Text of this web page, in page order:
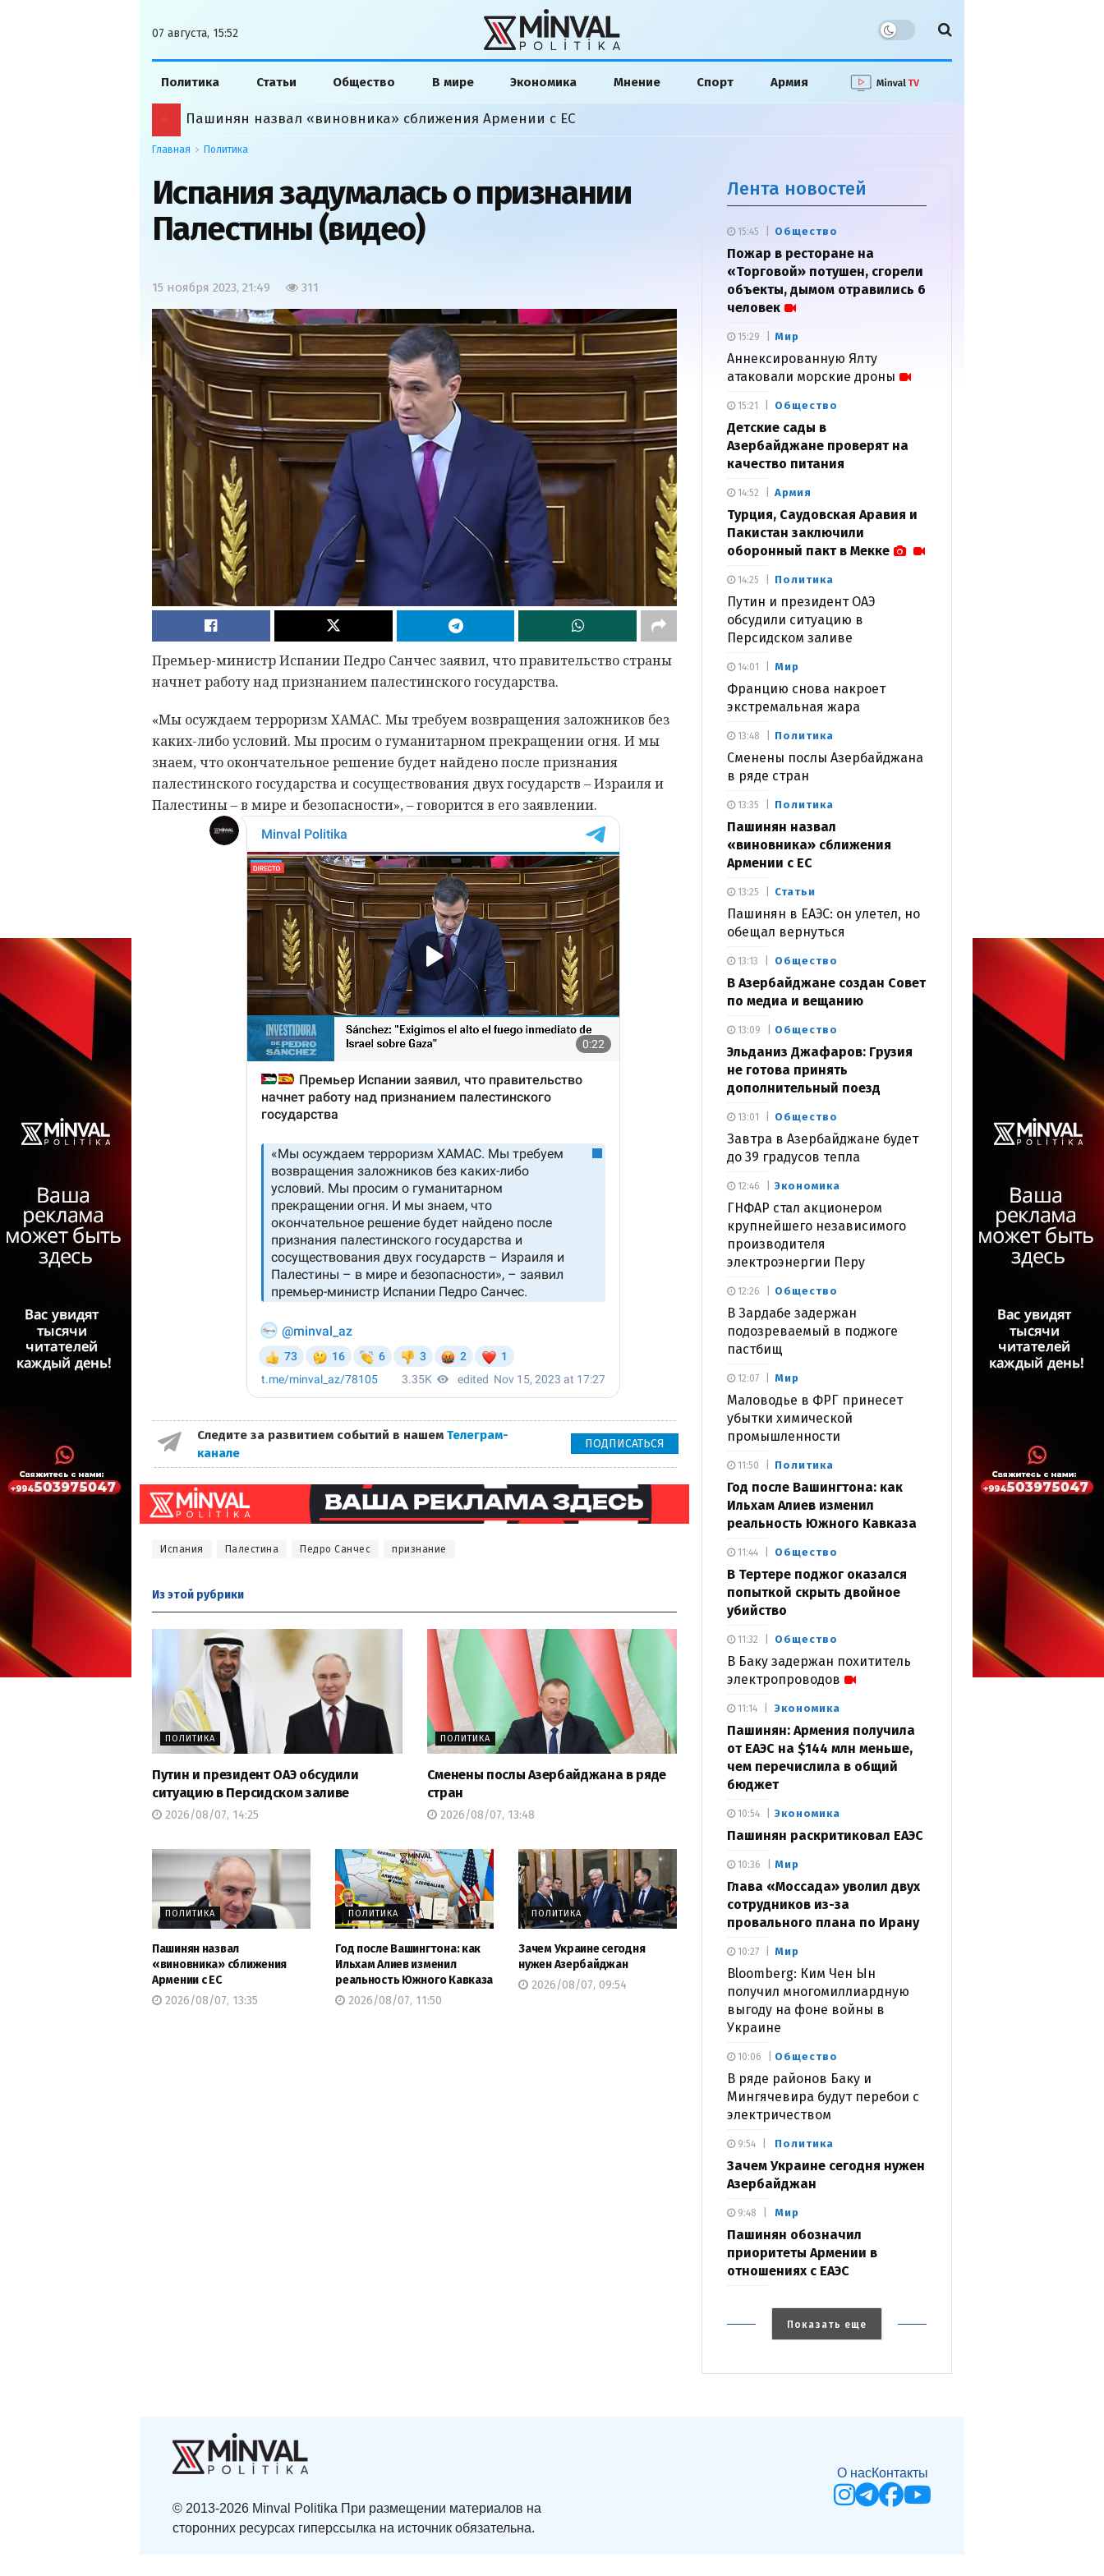
07 августа, 15:52
Политика Статьи Общество В мире Экономика Мнение Спорт Армия
Пашинян назвал «виновника» сближения Армении с ЕС
Главная Политика
Испания задумалась о признании
Палестины (видео)
15 ноября 2023, 21:49 311
Премьер-министр Испании Педро Санчес заявил, что правительство страны
начнет работу над признанием палестинского государства.
«Мы осуждаем терроризм ХАМАС. Мы требуем возвращения заложников без
каких-либо условий. Мы просим о гуманитарном прекращении огня. И мы
знаем, что окончательное решение будет найдено после признания
палестинского государства и сосуществования двух государств – Израиля и
Палестины – в мире и безопасности», – говорится в его заявлении.
Следите за развитием событий в нашем Телеграм-
канале
ПОДПИСАТЬСЯ
Испания Палестина Педро Санчес признание
Из этой рубрики
ПОЛИТИКА
Путин и президент ОАЭ обсудили
ситуацию в Персидском заливе
2026/08/07, 14:25
ПОЛИТИКА
Сменены послы Азербайджана в ряде
стран
2026/08/07, 13:48
ПОЛИТИКА
Пашинян назвал
«виновника» сближения
Армении с ЕС
2026/08/07, 13:35
ПОЛИТИКА
Год после Вашингтона: как
Ильхам Алиев изменил
реальность Южного Кавказа
2026/08/07, 11:50
ПОЛИТИКА
Зачем Украине сегодня
нужен Азербайджан
2026/08/07, 09:54
Лента новостей
Общество
Пожар в ресторане на
«Торговой» потушен, сгорели
объекты, дымом отравились 6
человек
15:45
Мир
Аннексированную Ялту
атаковали морские дроны
15:29
Общество
Детские сады в
Азербайджане проверят на
качество питания
15:21
Армия
Турция, Саудовская Аравия и
Пакистан заключили
оборонный пакт в Мекке
14:52
Политика
Путин и президент ОАЭ
обсудили ситуацию в
Персидском заливе
14:25
Мир
Францию снова накроет
экстремальная жара
14:01
Политика
Сменены послы Азербайджана
в ряде стран
13:48
Политика
Пашинян назвал
«виновника» сближения
Армении с ЕС
13:35
Статьи
Пашинян в ЕАЭС: он улетел, но
обещал вернуться
13:25
Общество
В Азербайджане создан Совет
по медиа и вещанию
13:13
Общество
Эльданиз Джафаров: Грузия
не готова принять
дополнительный поезд
13:09
Общество
Завтра в Азербайджане будет
до 39 градусов тепла
13:01
Экономика
ГНФАР стал акционером
крупнейшего независимого
производителя
электроэнергии Перу
12:46
Общество
В Зардабе задержан
подозреваемый в поджоге
пастбищ
12:26
Мир
Маловодье в ФРГ принесет
убытки химической
промышленности
12:07
Политика
Год после Вашингтона: как
Ильхам Алиев изменил
реальность Южного Кавказа
11:50
Общество
В Тертере поджог оказался
попыткой скрыть двойное
убийство
11:44
Общество
В Баку задержан похититель
электропроводов
11:32
Экономика
Пашинян: Армения получила
от ЕАЭС на $144 млн меньше,
чем перечислила в общий
бюджет
11:14
Экономика
Пашинян раскритиковал ЕАЭС
10:54
Мир
Глава «Моссада» уволил двух
сотрудников из-за
провального плана по Ирану
10:36
Мир
Bloomberg: Ким Чен Ын
получил многомиллиардную
выгоду на фоне войны в
Украине
10:27
Общество
В ряде районов Баку и
Мингячевира будут перебои с
электричеством
10:06
Политика
Зачем Украине сегодня нужен
Азербайджан
9:54
Мир
Пашинян обозначил
приоритеты Армении в
отношениях с ЕАЭС
9:48
Показать еще
© 2013-2026 Minval Politika При размещении материалов на
сторонних ресурсах гиперссылка на источник обязательна.
О насКонтакты